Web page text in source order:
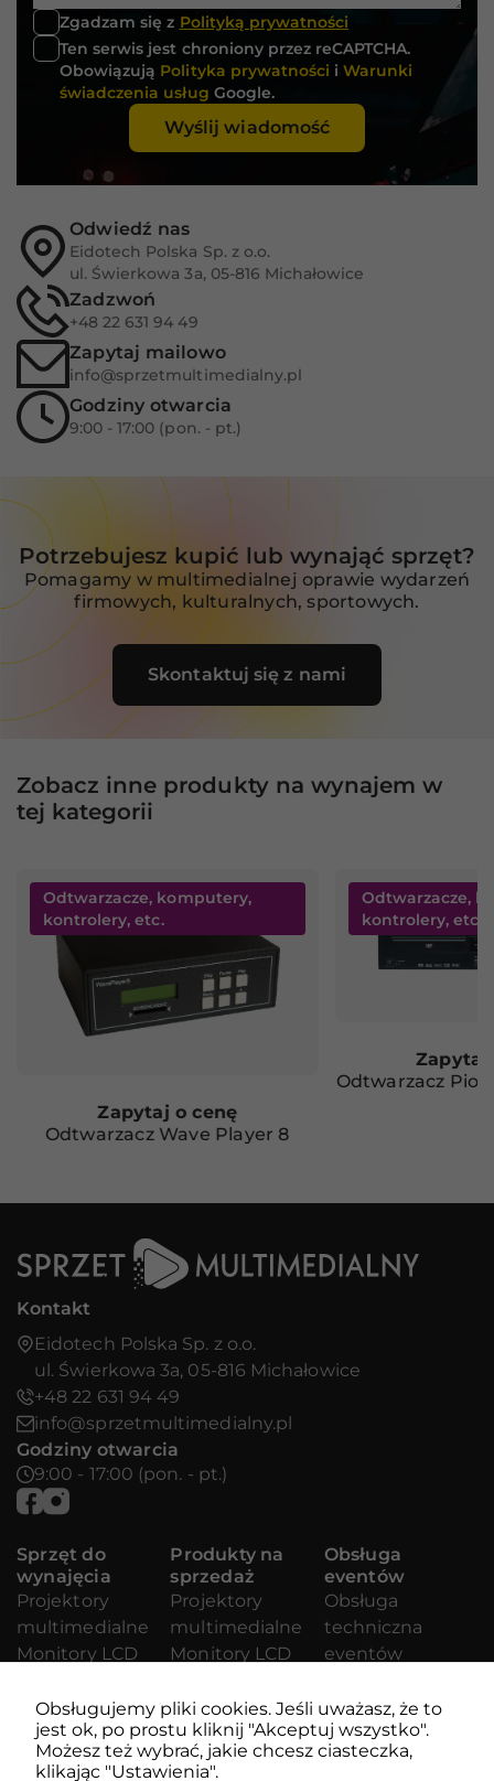
Odwiedź nas
Eidotech Polska Sp. z o.o.
ul. Świerkowa 3a, 05-816 Michałowice
Zadzwoń
+48 22 631 94 49
Zapytaj mailowo
info@sprzetmultimedialny.pl
Godziny otwarcia
9:00 - 17:00 (pon. - pt.)
Zgadzam się z Polityką prywatności
Ten serwis jest chroniony przez reCAPTCHA.
Obowiązują Polityka prywatności iWarunki
świadczenia usług Google.
Wyślij wiadomość
Potrzebujesz kupić lub wynająć sprzęt?
Pomagamy w multimedialnej oprawie wydarzeń
firmowych, kulturalnych, sportowych.
Skontaktuj się z nami
Zobacz inne produkty na wynajem w
tej kategorii
Odtwarzacze, komputery,
kontrolery, etc.
Zapytaj o cenę
Odtwarzacz Wave Player 8
Odtwarzacze,
kontrolery, etc.
Zapytaj
Odtwarzacz
Kontakt
Eidotech Polska Sp. z o.o.
ul. Świerkowa 3a, 05-816 Michałowice
+48 22 631 94 49
info@sprzetmultimedialny.pl
Godziny otwarcia
9:00 - 17:00 (pon. - pt.)
Sprzęt do
wynajęcia
Projektory
multimedialne
Monitory LCD
Sprzęt audio
Monitory CRT
Projektory
Produkty na
sprzedaż
Projektory
multimedialne
Monitory LCD
Sprzęt audio
Odtwarzacze,
komputery,
Obsługa
eventów
Obsługa
techniczna
eventów
nagłośnienia
Wynajem
oświetlenia
Obsługujemy pliki cookies. Jeśli uważasz, że to
jest ok, po prostu kliknij "Akceptuj wszystko".
Możesz też wybrać, jakie chcesz ciasteczka,
klikając "Ustawienia".
twojego
przejścia na nią.
Jeśli odrzucisz te
pliki cookie,
znikną ze strony
internetowej.
zainteresowania i
szansę na